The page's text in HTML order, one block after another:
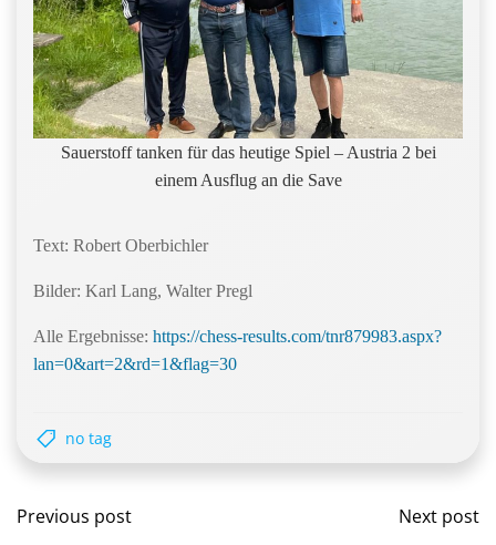
Sauerstoff tanken für das heutige Spiel – Austria 2 bei
einem Ausflug an die Save
Text: Robert Oberbichler
Bilder: Karl Lang, Walter Pregl
Alle Ergebnisse: https://chess-results.com/tnr879983.aspx?
lan=0&art=2&rd=1&flag=30
no tag
Post
Previous post
Post
Next post